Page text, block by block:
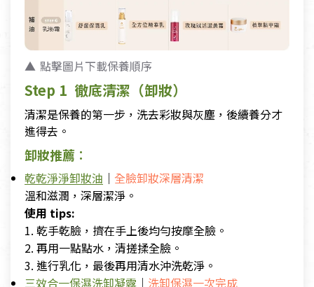
點擊圖片下載保養順序
Step 1 徹底清潔（卸妝）
清潔是保養的第一步，洗去彩妝與灰塵，後續養分才
進得去。
卸妝推薦 ：
乾乾淨淨卸妝油 ｜ 全臉卸妝深層清潔
溫和滋潤，深層潔淨。
使用 tips:
1. 乾手乾臉，擠在手上後均勻按摩全臉。
2. 再用一點點水，清搓揉全臉。
3. 進行乳化，最後再用清水沖洗乾淨。
三效合一保濕洗卸凝露 ｜ 洗卸保濕一次完成